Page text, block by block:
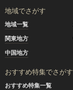
地域でさがす
地域一覧
関東地方
中国地方
おすすめ特集でさがす
おすすめ特集一覧